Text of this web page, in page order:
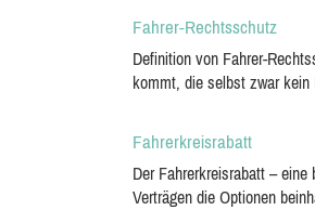
Fahrer-Rechtsschutz
Definition von Fahrer-
kommt, die selbst zwar
Fahrerkreisrabatt
Der Fahrerkreisrabatt –
Verträgen die Optionen